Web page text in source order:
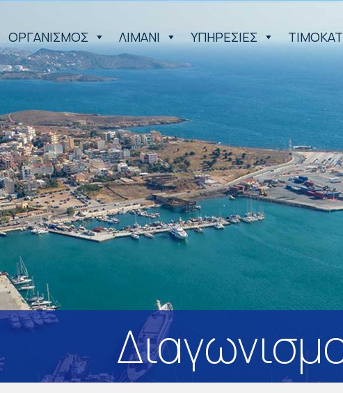
ΟΡΓΑΝΙΣΜΟΣ ΛΙΜΑΝΙ ΥΠΗΡΕΣΙΕΣ